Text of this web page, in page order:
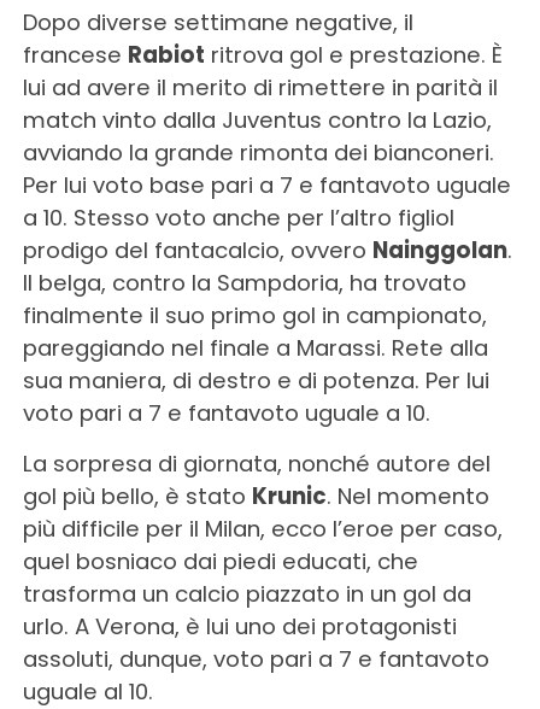
Dopo diverse settimane negative, il
francese Rabiot ritrova gol e prestazione. È
lui ad avere il merito di rimettere in parità il
match vinto dalla Juventus contro la Lazio,
avviando la grande rimonta dei bianconeri.
Per lui voto base pari a 7 e fantavoto uguale
a 10. Stesso voto anche per l’altro figliol
prodigo del fantacalcio, ovvero Nainggolan.
Il belga, contro la Sampdoria, ha trovato
finalmente il suo primo gol in campionato,
pareggiando nel finale a Marassi. Rete alla
sua maniera, di destro e di potenza. Per lui
voto pari a 7 e fantavoto uguale a 10.
La sorpresa di giornata, nonché autore del
gol più bello, è stato Krunic. Nel momento
più difficile per il Milan, ecco l’eroe per caso,
quel bosniaco dai piedi educati, che
trasforma un calcio piazzato in un gol da
urlo. A Verona, è lui uno dei protagonisti
assoluti, dunque, voto pari a 7 e fantavoto
uguale al 10.